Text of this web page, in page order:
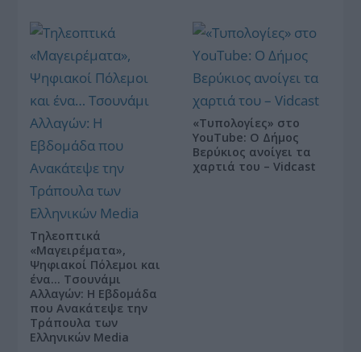
Τηλεοπτικά
«Μαγειρέματα»,
Ψηφιακοί Πόλεμοι και
ένα… Τσουνάμι
Αλλαγών: Η Εβδομάδα
που Ανακάτεψε την
Τράπουλα των
Ελληνικών Media
«Τυπολογίες» στο
YouTube: Ο Δήμος
Βερύκιος ανοίγει τα
χαρτιά του – Vidcast